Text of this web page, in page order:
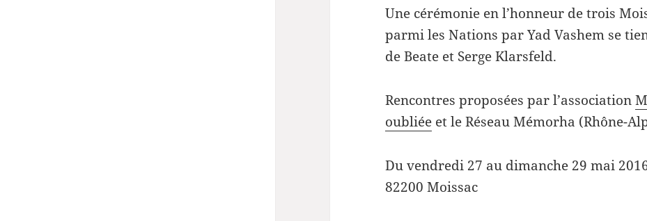
Une cérémonie en l’honneur de trois
parmi les Nations par Yad Vashem se
de Beate et Serge Klarsfeld.
Rencontres proposées par l’association
oubliée et le Réseau Mémorha (Rhône-
Du vendredi 27 au dimanche 29 mai
82200 Moissac